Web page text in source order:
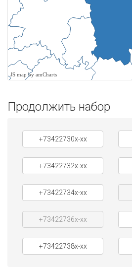
JS map by amCharts
Продолжить набор
+73422730x-xx
+73422732x-xx
+73422734x-xx
+73422736x-xx
+73422738x-xx